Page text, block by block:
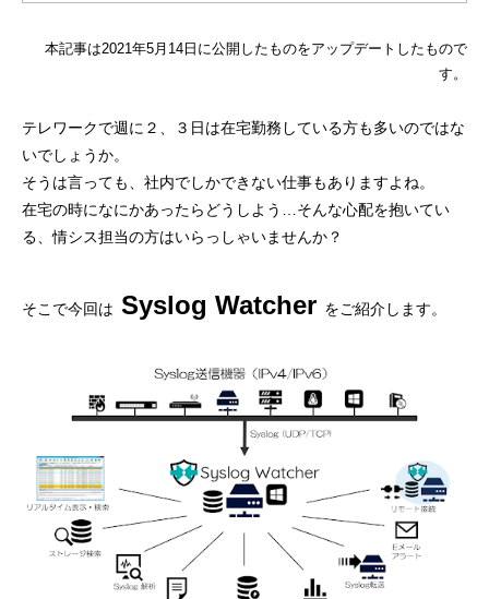
本記事は2021年5月14日に公開したものをアップデートしたもので
す。
テレワークで週に２、３日は在宅勤務している方も多いのではな
いでしょうか。
そうは言っても、社内でしかできない仕事もありますよね。
在宅の時になにかあったらどうしよう…そんな心配を抱いてい
る、情シス担当の方はいらっしゃいませんか？
そこで今回は Syslog Watcher をご紹介します。